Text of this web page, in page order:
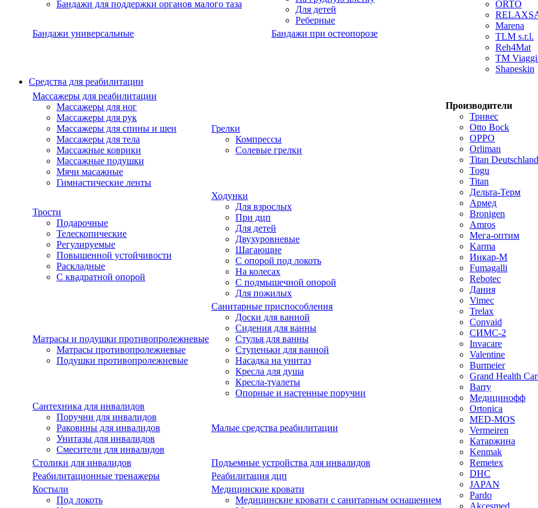
Бандажи для поддержки органов малого таза
Для детей
Реберные
Бандажи универсальные
Бандажи при остеопорозе
ORTO
Marena
TLM s.r.l.
Reh4Mat
TM
Shapeskin
Средства для реабилитации
Массажеры для реабилитации
Массажеры для ног
Массажеры для рук
Массажеры для спины и шеи
Массажеры для тела
Массажные коврики
Массажные подушки
Мячи масажные
Гимнастические ленты
Грелки
Компрессы
Солевые грелки
Трости
Подарочные
Телескопические
Регулируемые
Повышенной устойчивости
Раскладные
С квадратной опорой
Ходунки
Для взрослых
При дцп
Для детей
Двухуровневые
Шагающие
С опорой под локоть
На колесах
С подмышечной опорой
Для пожилых
Матрасы и подушки противопролежневые
Матрасы противопролежневые
Подушки противопролежневые
Санитарные приспособления
Доски для ванной
Сидения для ванны
Стулья для ванны
Ступеньки для ванной
Насадка на унитаз
Кресла для душа
Кресла-туалеты
Опорные и настенные поручни
Сантехника для инвалидов
Поручни для инвалидов
Раковины для инвалидов
Унитазы для инвалидов
Смесители для инвалидов
Малые средства реабилитации
Столики для инвалидов
Подъемные устройства для инвалидов
Реабилитационные тренажеры
Реабилитация дцп
Костыли
Под локоть
Медицинские кровати
Медицинские кровати с санитарным оснащением
Производители
Тривес
Otto Bock
OPPO
Orliman
Titan
Togu
Titan
Дельта-Терм
Армед
Bronigen
Amros
Мега-оптим
Karma
Инкар-М
Fumagalli
Rebotec
Дания
Vimec
Trelax
Convaid
СИМС-2
Invacare
Valentine
Burmeier
Grand Health
Barry
Медицинофф
Ortonica
MED-MOS
Vermeiren
Катаржина
Kenmak
Remetex
DHC
JAPAN
Pardo
Akcesmed